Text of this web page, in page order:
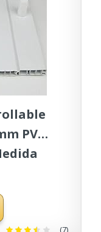
PVC
(7)